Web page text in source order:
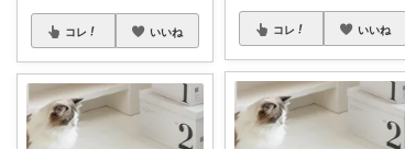
コレ いいね コレ いいね